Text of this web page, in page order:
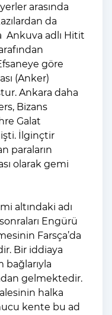
arasında
da
Ankuva adlı Hitit
göre
(Anker)
Ankara daha
Bizans
Galat
İlginçtir
paraların
olarak gemi
altındaki adı
Engürü
Farsça’da
Bir iddiaya
bağlarıyla
gelmektedir.
halka
kente bu ad